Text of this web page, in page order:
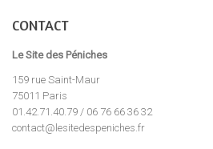
CONTACT
Le Site des Péniches
159 rue Saint-Maur
75011 Paris
01.42.71.40.79 / 06 76 66 36 32
contact@lesitedespeniches.fr